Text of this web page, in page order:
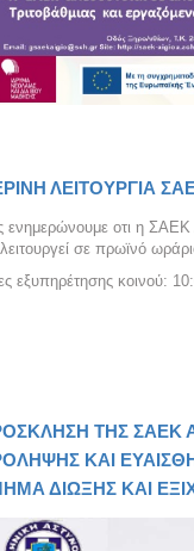
ΛΕΙΤΟΥΡΓΙΑ
ενημερώνουμε οτι η ΣΑΕΚ
σε πρωϊνό
εξυπηρέτησης κοινού:
ΤΗΣ ΣΑΕΚ
ΚΑΙ
ΔΙΩΞΗΣ ΚΑΙ